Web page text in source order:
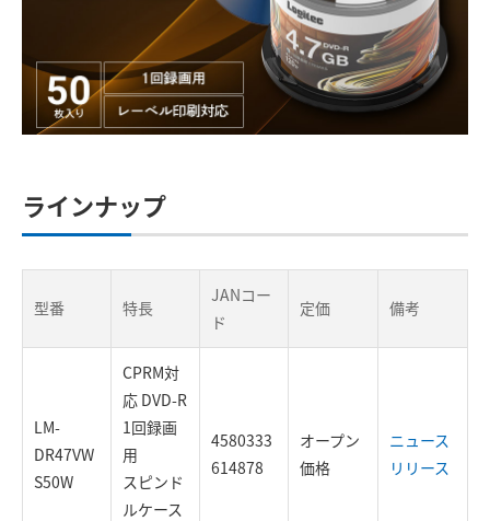
ラインナップ
型番 特長
JANコー
ド
定価 備考
LM-
DR47VW
S50W
CPRM対
応 DVD-R
1回録画
用
スピンド
ルケース
4580333
614878
オープン
価格
ニュース
リリース